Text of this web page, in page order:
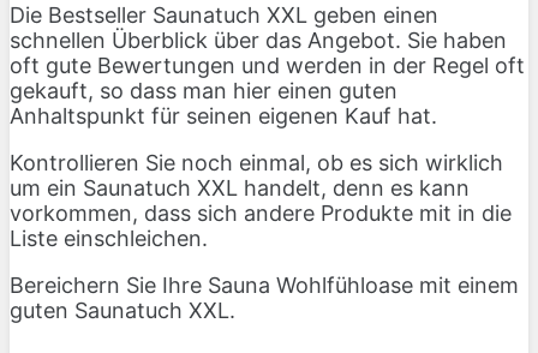
Die Bestseller Saunatuch XXL geben einen
schnellen Überblick über das Angebot. Sie haben
oft gute Bewertungen und werden in der Regel oft
gekauft, so dass man hier einen guten
Anhaltspunkt für seinen eigenen Kauf hat.
Kontrollieren Sie noch einmal, ob es sich wirklich
um ein Saunatuch XXL handelt, denn es kann
vorkommen, dass sich andere Produkte mit in die
Liste einschleichen.
Bereichern Sie Ihre Sauna Wohlfühloase mit einem
guten Saunatuch XXL.